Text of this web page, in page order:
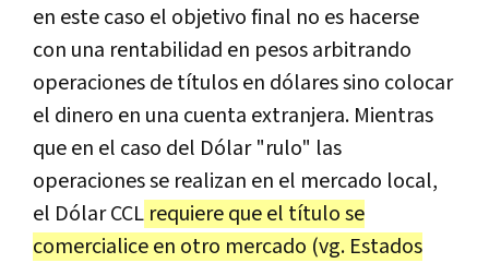
en este caso el objetivo final no es hacerse
con una rentabilidad en pesos arbitrando
operaciones de títulos en dólares sino colocar
el dinero en una cuenta extranjera. Mientras
que en el caso del Dólar "rulo" las
operaciones se realizan en el mercado local,
el Dólar CCL requiere que el título se
comercialice en otro mercado (vg. Estados